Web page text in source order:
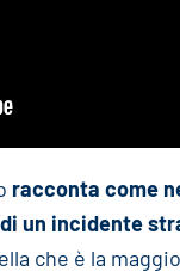
racconta come
un incidente
che è la